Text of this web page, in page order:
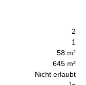
2
1
58 m²
645 m²
Nicht erlaubt